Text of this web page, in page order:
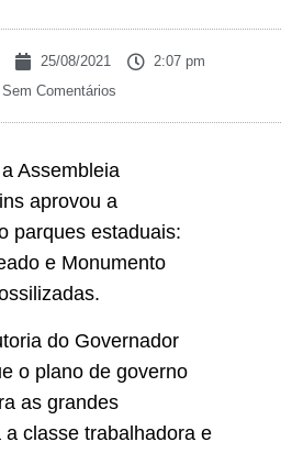
25/08/2021
2:07 pm
Sem Comentários
Assembleia
aprovou a
parques estaduais:
e Monumento
do Governador
o plano de governo
as grandes
classe trabalhadora e